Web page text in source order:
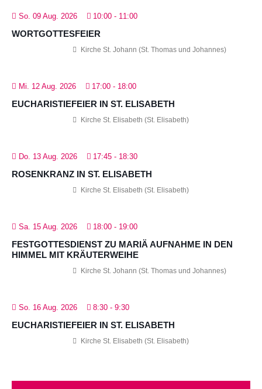
So. 09 Aug. 2026 10:00 - 11:00
WORTGOTTESFEIER
Kirche St. Johann (St. Thomas und Johannes)
Mi. 12 Aug. 2026 17:00 - 18:00
EUCHARISTIEFEIER IN ST. ELISABETH
Kirche St. Elisabeth (St. Elisabeth)
Do. 13 Aug. 2026 17:45 - 18:30
ROSENKRANZ IN ST. ELISABETH
Kirche St. Elisabeth (St. Elisabeth)
Sa. 15 Aug. 2026 18:00 - 19:00
FESTGOTTESDIENST ZU MARIÄ AUFNAHME IN DEN
HIMMEL MIT KRÄUTERWEIHE
Kirche St. Johann (St. Thomas und Johannes)
So. 16 Aug. 2026 8:30 - 9:30
EUCHARISTIEFEIER IN ST. ELISABETH
Kirche St. Elisabeth (St. Elisabeth)